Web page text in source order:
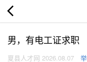
男，有电工证求职
夏县人才网 2026.08.07